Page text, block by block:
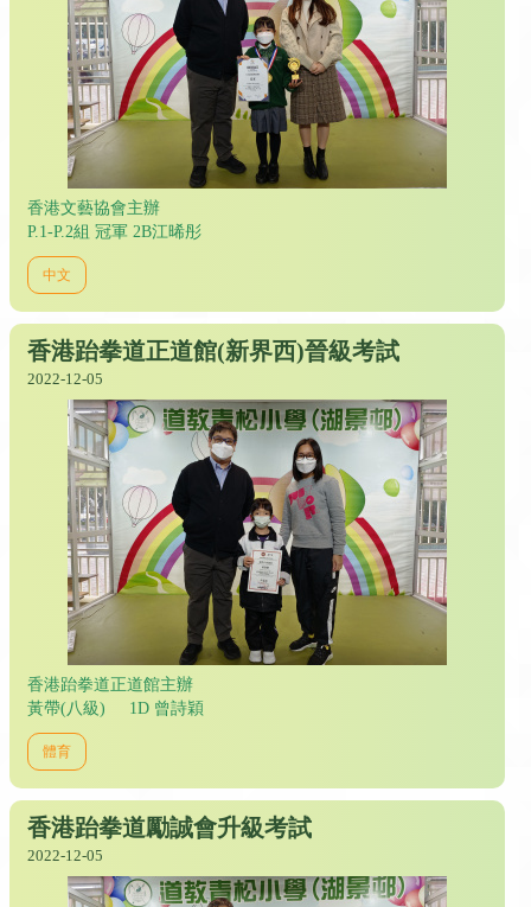
香港文藝協會主辦
P.1-P.2組 冠軍 2B江晞彤
中文
香港跆拳道正道館(新界西)晉級考試
2022-12-05
香港跆拳道正道館主辦
黃帶(八級) 1D 曾詩穎
體育
香港跆拳道勵誠會升級考試
2022-12-05